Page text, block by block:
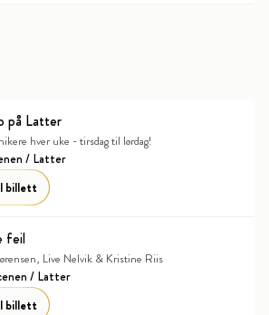
på Latter
hver uke - tirsdag til lørdag!
/ Latter
billett
feil
Live Nelvik & Kristine Riis
/ Latter
billett